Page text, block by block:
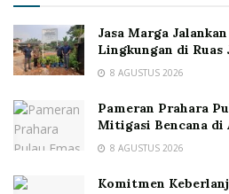
Jasa Marga
Lingkungan di Ruas
8 AGUSTUS 2026
Pameran Prahara
Mitigasi Bencana di
8 AGUSTUS 2026
Komitmen